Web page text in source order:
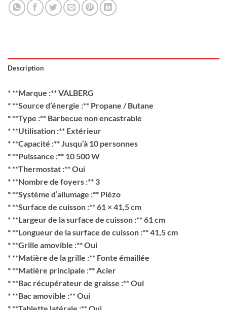
Description
* **Marque :** VALBERG
* **Source d’énergie :** Propane / Butane
* **Type :** Barbecue non encastrable
* **Utilisation :** Extérieur
* **Capacité :** Jusqu’à 10 personnes
* **Puissance :** 10 500 W
* **Thermostat :** Oui
* **Nombre de foyers :** 3
* **Système d’allumage :** Piézo
* **Surface de cuisson :** 61 × 41,5 cm
* **Largeur de la surface de cuisson :** 61 cm
* **Longueur de la surface de cuisson :** 41,5 cm
* **Grille amovible :** Oui
* **Matière de la grille :** Fonte émaillée
* **Matière principale :** Acier
* **Bac récupérateur de graisse :** Oui
* **Bac amovible :** Oui